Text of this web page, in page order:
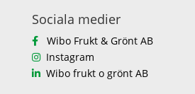
Sociala medier
Wibo Frukt & Grönt AB
Instagram
Wibo frukt o grönt AB